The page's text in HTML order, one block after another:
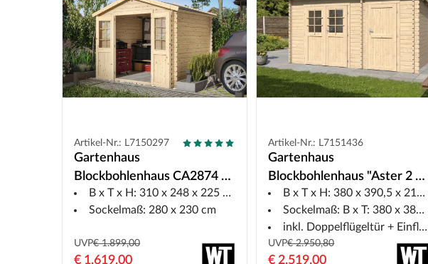
Artikel-Nr.: L7150297
Gartenhaus
Blockbohlenhaus CA2874 28
mm naturbelassen
B x T x H: 310 x 248 x 225 cm
Sockelmaß: 280 x 230 cm
UVP€ 1.899,00
€ 1.619,00
Artikel-Nr.: L7151436
Gartenhaus
Blockbohlenhaus "Aster 2 C"
28 mm Pultdach
Zweiraumhaus
B x T x H: 380 x 390,5 x 215,5 cm
Sockelmaß: B x T: 380 x 380 cm
inkl. Doppelflügeltür + Einflügeltür
UVP€ 2.950,80
€ 2.519,00